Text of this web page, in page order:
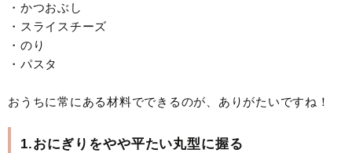
・かつおぶし
・スライスチーズ
・のり
・パスタ
おうちに常にある材料でできるのが、ありがたいですね！
1.おにぎりをやや平たい丸型に握る